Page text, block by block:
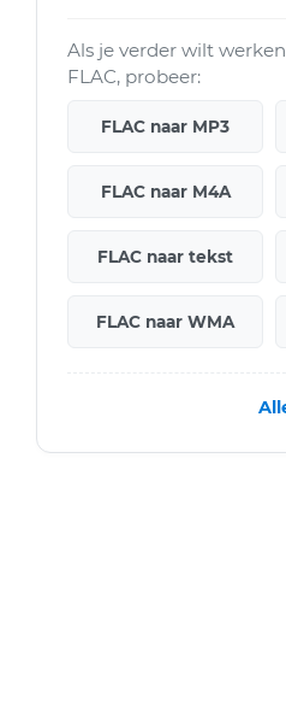
Als je verder wilt
FLAC, probeer:
FLAC naar MP3
FLAC naar M4A
FLAC naar tekst
FLAC naar WMA